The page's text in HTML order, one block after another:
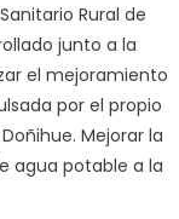
Rural de
junto a la
el mejoramiento
por el propio
Mejorar la
agua potable a la